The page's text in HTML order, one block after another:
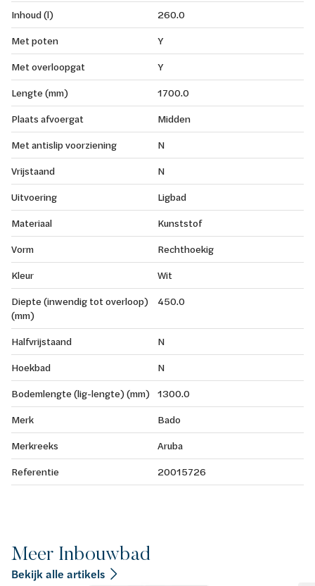
Inhoud (l)
260.0
Met poten
Y
Met overloopgat
Y
Lengte (mm)
1700.0
Plaats afvoergat
Midden
Met antislip voorziening
N
Vrijstaand
N
Uitvoering
Ligbad
Materiaal
Kunststof
Vorm
Rechthoekig
Kleur
Wit
Diepte (inwendig tot overloop)
(mm)
450.0
Halfvrijstaand
N
Hoekbad
N
Bodemlengte (lig-lengte) (mm) 1300.0
Merk
Bado
Merkreeks
Aruba
Referentie
20015726
Meer Inbouwbad
Bekijk alle artikels